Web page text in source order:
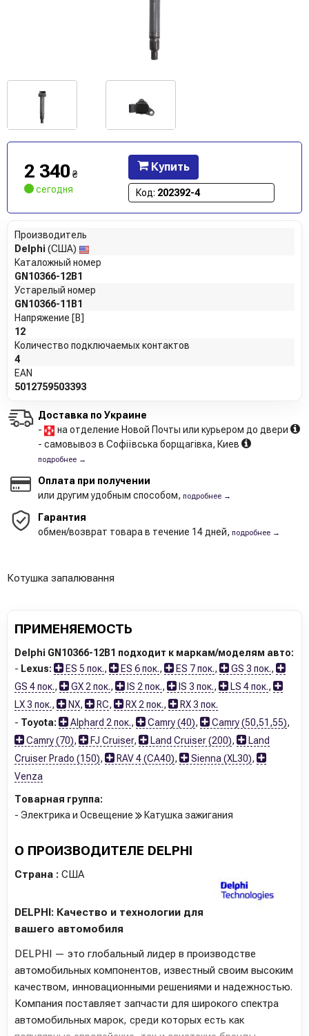
2 340 ₴
сегодня
Купить
Код: 202392-4
Производитель
Delphi (США)
Каталожный номер
GN10366-12B1
Устарелый номер
GN10366-11B1
Напряжение [В]
12
Количество подключаемых контактов
4
EAN
5012759503393
Доставка по Украине
-
на отделение Новой Почты или курьером до двери
- самовывоз в Софіївська борщагівка, Киев
подробнее →
Оплата при получении
или другим удобным способом, подробнее →
Гарантия
обмен/возврат товара в течение 14 дней, подробнее →
Котушка запалювання
ПРИМЕНЯЕМОСТЬ
Delphi GN10366-12B1 подходит к маркам/моделям авто:
- Lexus: ES 5 пок., ES 6 пок., ES 7 пок., GS 3 пок.,
GS 4 пок., GX 2 пок., IS 2 пок., IS 3 пок., LS 4 пок.,
LX 3 пок., NX, RC, RX 2 пок.,
RX 3 пок.
- Toyota: Alphard 2 пок., Camry (40), Camry (50,51,55),
Camry (70), FJ Cruiser, Land Cruiser (200),
Land
Cruiser Prado (150), RAV 4 (CA40), Sienna (XL30),
Venza
Товарная группа:
- Электрика и Освещение
Катушка зажигания
О ПРОИЗВОДИТЕЛЕ DELPHI
Страна : США
DELPHI: Качество и технологии для
вашего автомобиля
DELPHI — это глобальный лидер в производстве
автомобильных компонентов, известный своим высоким
качеством, инновационными решениями и надежностью.
Компания поставляет запчасти для широкого спектра
автомобильных марок, среди которых есть как